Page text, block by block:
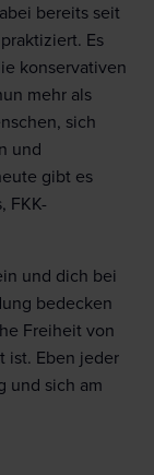
bereits seit
Es
konservativen
mehr als
sich
und
gibt es
FKK-
und dich bei
bedecken
Freiheit von
ist. Eben jeder
und sich am